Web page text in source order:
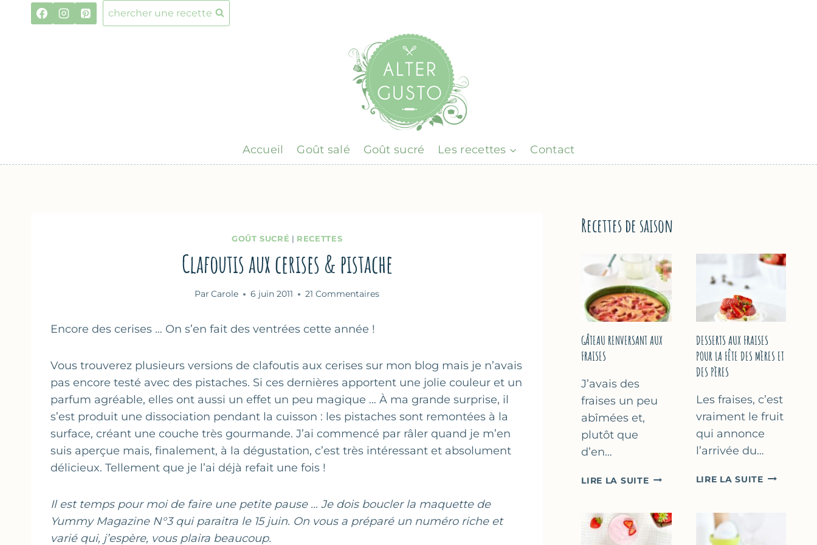
chercher une recette
Accueil Goût salé Goût sucré Les recettes Contact
GOÛT SUCRÉ | RECETTES
Clafoutis aux cerises & pistache
Par Carole 6 juin 2011 21 Commentaires
Encore des cerises … On s’en fait des ventrées cette année !
Vous trouverez plusieurs versions de clafoutis aux cerises sur mon blog mais je n’avais
pas encore testé avec des pistaches. Si ces dernières apportent une jolie couleur et un
parfum agréable, elles ont aussi un effet un peu magique … À ma grande surprise, il
s’est produit une dissociation pendant la cuisson : les pistaches sont remontées à la
surface, créant une couche très gourmande. J’ai commencé par râler quand je m’en
suis aperçue mais, finalement, à la dégustation, c’est très intéressant et absolument
délicieux. Tellement que je l’ai déjà refait une fois !
Il est temps pour moi de faire une petite pause … Je dois boucler la maquette de
Yummy Magazine N°3 qui paraitra le 15 juin. On vous a préparé un numéro riche et
varié qui, j’espère, vous plaira beaucoup.
Recettes de saison
GÂTEAU RENVERSANT AUX
FRAISES
J’avais des
fraises un peu
abîmées et,
plutôt que
d’en…
LIRE LA SUITEGÂTEAU
FRAISES
DESSERTS AUX FRAISES
POUR LA FÊTE DES MÈRES ET
DES PÈRES
Les fraises, c’est
vraiment le fruit
qui annonce
l’arrivée du…
LIRE LA SUITEDESSERTS